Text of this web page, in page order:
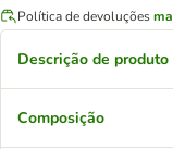
Política de devoluções
Descrição de produto
Composição